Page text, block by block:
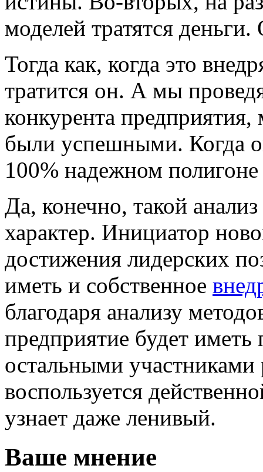
моделей тратятся
Тогда как, когда это
тратится он. А мы
конкурента
были успешными. Когда
100% надежном
Да, конечно, такой
характер. Инициатор
достижения лидерских
иметь и собственное
благодаря анализу
предприятие будет
остальными
воспользуется
узнает даже ленивый.
Ваше мнение